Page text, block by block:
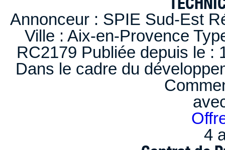
Annonceur : SPIE Sud-Est
Ville : Aix-en-Provence
RC2179 Publiée depuis le :
Dans le cadre du
4